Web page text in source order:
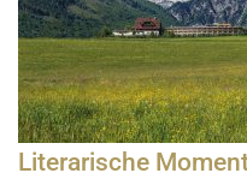
Literarische